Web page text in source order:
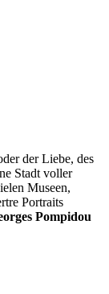
der Liebe, des
Stadt voller
Museen,
Portraits
Pompidou